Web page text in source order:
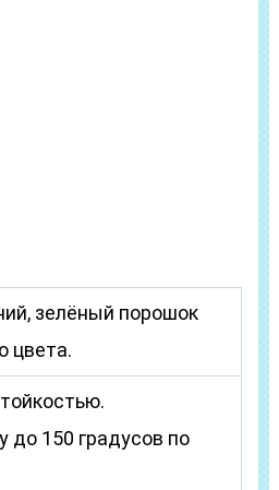
зелёный порошок
цвета.
150 градусов по